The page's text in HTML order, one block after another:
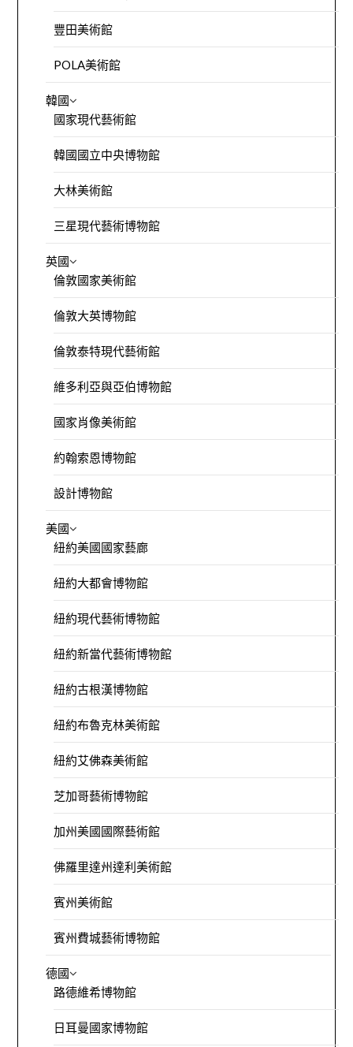
豐田美術館
POLA美術館
韓國
國家現代藝術館
韓國國立中央博物館
大林美術館
三星現代藝術博物館
英國
倫敦國家美術館
倫敦大英博物館
倫敦泰特現代藝術館
維多利亞與亞伯博物館
國家肖像美術館
約翰索恩博物館
設計博物館
美國
紐約美國國家藝廊
紐約大都會博物館
紐約現代藝術博物館
紐約新當代藝術博物館
紐約古根漢博物館
紐約布魯克林美術館
紐約艾佛森美術館
芝加哥藝術博物館
加州美國國際藝術館
佛羅里達州達利美術館
賓州美術館
賓州費城藝術博物館
德國
路德維希博物館
日耳曼國家博物館